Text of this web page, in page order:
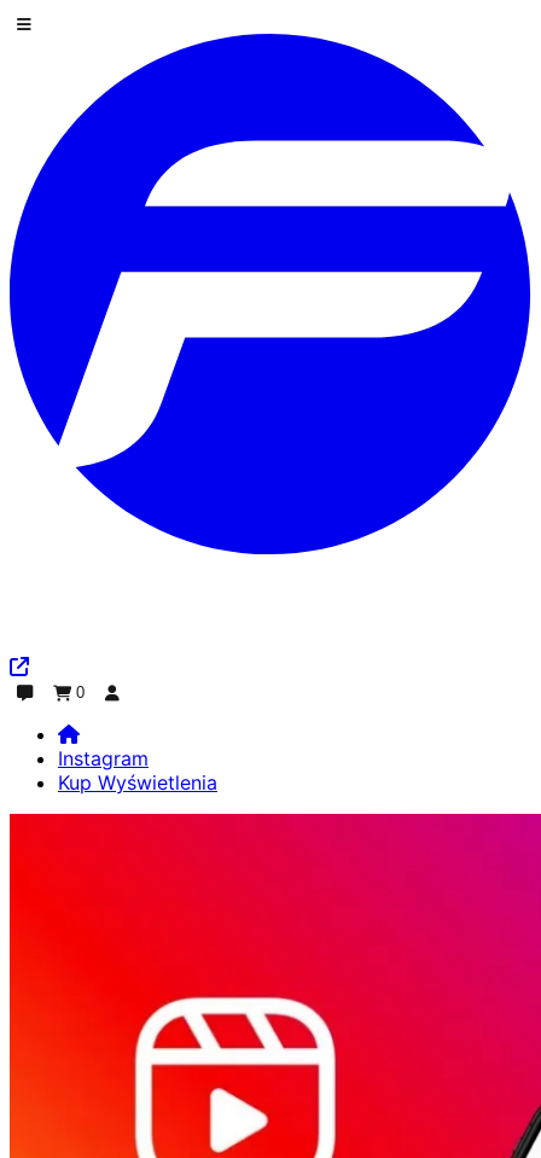
Przejdź do treści
0
Instagram
Kup Wyświetlenia